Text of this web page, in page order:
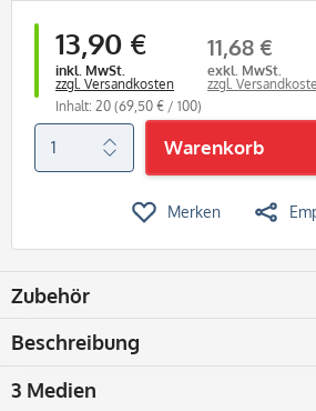
13,90 €
inkl. MwSt.
zzgl. Versandkosten
11,68 €
exkl. MwSt.
zzgl.
Inhalt: 20 (69,50 € / 100)
Warenkorb
Merken
Zubehör
Beschreibung
3 Medien